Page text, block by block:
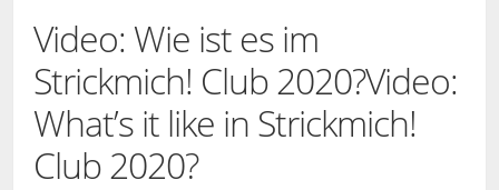
Video: Wie ist es im
Strickmich! Club 2020?Video:
What’s it like in Strickmich!
Club 2020?